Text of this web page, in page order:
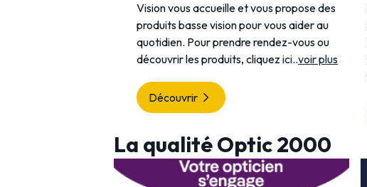
Vision vous accueille et vous propose des
produits basse vision pour vous aider au
quotidien. Pour prendre rendez-vous ou
découvrir les produits, cliquez ici..voir plus
Découvrir
La qualité Optic 2000